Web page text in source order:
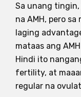
Sa unang
na AMH, pero
laging
mataas ang
Hindi ito
fertility, at
regular na